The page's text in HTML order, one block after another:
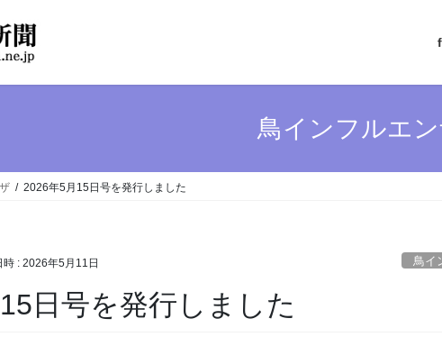
鳥インフルエ
2026年5月15日号を発行しました
時 : 2026年5月11日 鳥イ
日号を発行しました